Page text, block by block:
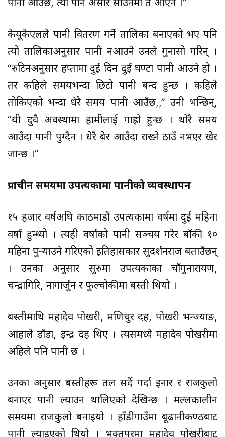
पानी आउँछ, त्यो पनि असार साउनमा त आएन ।”
केयूकेएलले पानी वितरण गर्ने तालिका बनाएको भए पनि
त्यो तालिकाअनुसार पानी नआउने उनले गुनासो गरिन् ।
“रुटिनअनुसार हप्तामा दुई दिन दुई घण्टा पानी आउने हो ।
तर कहिले समयभन्दा छिटो पानी बन्द हुन्छ । कहिले
तोकिएको भन्दा धेरै समय पानी आउँछ,,” उनी भन्छिन्,
“यी दुवै अवस्थामा हामीलाई गाह्रो हुन्छ । थोरै समय
आउँदा पानी पुग्दैन । धेरै बेर आउँदा राख्ने ठाउँ नभएर खेर
जान्छ ।”
प्राचीन समयमा उपत्यकामा पानीको व्यवस्थापन
१५ हजार वर्षअघि काठमाडौं उपत्यकामा वर्षमा दुई महिना
वर्षा हुन्थ्यो । त्यही वर्षाको पानी सञ्चय गरेर बाँकी १०
महिना पुर्‍याउने गरिएको इतिहासकार सुदर्शनराज बताउँछन्
। उनका अनुसार सुरुमा उपत्यकाका चाँगुनारायण,
चन्द्रागिरि, नागार्जुन र फुल्चोकीमा बस्ती थियो ।
बस्तीमाथि महादेव पोखरी, मणिचुर दह, पोखरी भन्ज्याङ,
आहाले डाँडा, इन्द्र दह थिए । त्यसमध्ये महादेव पोखरीमा
अहिले पनि पानी छ ।
उनका अनुसार बस्तीहरू तल सर्दै गर्दा इनार र राजकुलो
बनाएर पानी ल्याउन थालिएको देखिन्छ । मल्लकालीन
समयमा राजकुलो बनाइयो । हाँडीगाउँमा बूढानीकण्ठबाट
पानी ल्याइएको थियो । भक्तपुरमा महादेव पोखरीबाट